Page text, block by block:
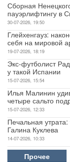
Сборная
пауэрлифтингу в
30-07-2026, 19:50
Глейхенгауз:
себя на мировой
19-07-2026, 18:19
Экс-футболист
у такой Испании
15-07-2026, 15:54
Илья Малинин
четыре сальто
15-07-2026, 12:33
Печальная
Галина Куклева
14-07-2026, 10:33
Прочее